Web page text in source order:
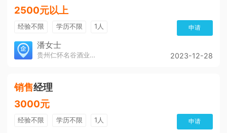
2500元以上
经验不限 学历不限 1人 申请
潘女士
贵州仁怀名谷酒业有限公司 2023-12-28
销售经理
3000元
经验不限 学历不限 1人 申请